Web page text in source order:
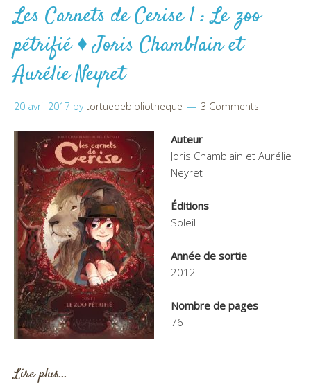
Les Carnets de Cerise 1 : Le zoo
pétrifié ♦ Joris Chamblain et
Aurélie Neyret
20 avril 2017 bytortuedebibliotheque 3 Comments
Auteur
Joris Chamblain et Aurélie
Neyret
Éditions
Soleil
Année de sortie
2012
Nombre de pages
76
Lire plus…